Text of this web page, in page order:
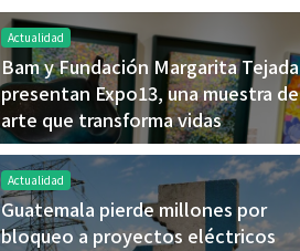
Actualidad
Bam y Fundación Margarita Tejada
presentan Expo13, una muestra de
arte que transforma vidas
Actualidad
Guatemala pierde millones por
bloqueo a proyectos eléctricos